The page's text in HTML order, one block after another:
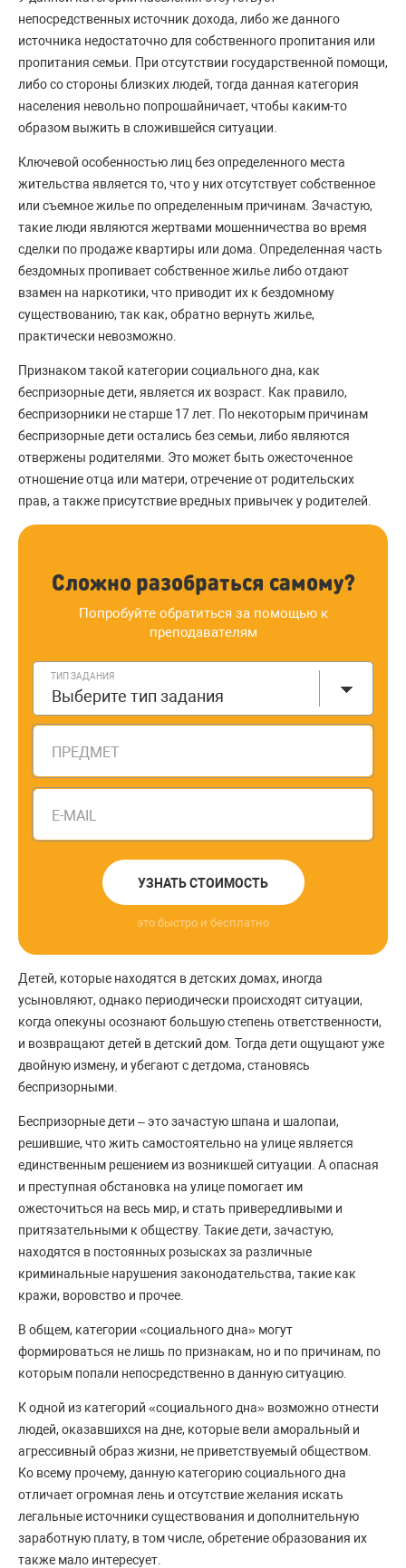
непосредственных источник дохода, либо же данного
источника недостаточно для собственного пропитания или
пропитания семьи. При отсутствии государственной помощи,
либо со стороны близких людей, тогда данная категория
населения невольно попрошайничает, чтобы каким-то
образом выжить в сложившейся ситуации.
Ключевой особенностью лиц без определенного места
жительства является то, что у них отсутствует собственное
или съемное жилье по определенным причинам. Зачастую,
такие люди являются жертвами мошенничества во время
сделки по продаже квартиры или дома. Определенная часть
бездомных пропивает собственное жилье либо отдают
взамен на наркотики, что приводит их к бездомному
существованию, так как, обратно вернуть жилье,
практически невозможно.
Признаком такой категории социального дна, как
беспризорные дети, является их возраст. Как правило,
беспризорники не старше 17 лет. По некоторым причинам
беспризорные дети остались без семьи, либо являются
отвержены родителями. Это может быть ожесточенное
отношение отца или матери, отречение от родительских
прав, а также присутствие вредных привычек у родителей.
Сложно разобраться самому?
Попробуйте обратиться за помощью к
преподавателям
ТИП ЗАДАНИЯ
Выберите тип задания
ПРЕДМЕТ
E-MAIL
УЗНАТЬ СТОИМОСТЬ
это быстро и бесплатно
Детей, которые находятся в детских домах, иногда
усыновляют, однако периодически происходят ситуации,
когда опекуны осознают большую степень ответственности,
и возвращают детей в детский дом. Тогда дети ощущают уже
двойную измену, и убегают с детдома, становясь
беспризорными.
Беспризорные дети – это зачастую шпана и шалопаи,
решившие, что жить самостоятельно на улице является
единственным решением из возникшей ситуации. А опасная
и преступная обстановка на улице помогает им
ожесточиться на весь мир, и стать привередливыми и
притязательными к обществу. Такие дети, зачастую,
находятся в постоянных розысках за различные
криминальные нарушения законодательства, такие как
кражи, воровство и прочее.
В общем, категории «социального дна» могут
формироваться не лишь по признакам, но и по причинам, по
которым попали непосредственно в данную ситуацию.
К одной из категорий «социального дна» возможно отнести
людей, оказавшихся на дне, которые вели аморальный и
агрессивный образ жизни, не приветствуемый обществом.
Ко всему прочему, данную категорию социального дна
отличает огромная лень и отсутствие желания искать
легальные источники существования и дополнительную
заработную плату, в том числе, обретение образования их
также мало интересует.